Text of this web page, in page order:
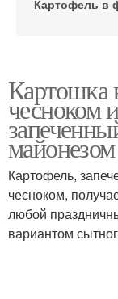
Картофель в
Картошка
чесноком
Картофель,
чесноком,
любой
вариантом